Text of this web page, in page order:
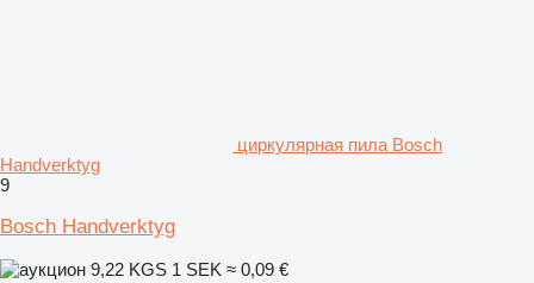
циркулярная пила Bosch
Handverktyg
9
Bosch Handverktyg
9,22 KGS 1 SEK ≈ 0,09 €